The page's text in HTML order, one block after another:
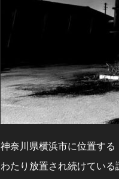
神奈川県横浜市に位置す
わたり放置され続けてい